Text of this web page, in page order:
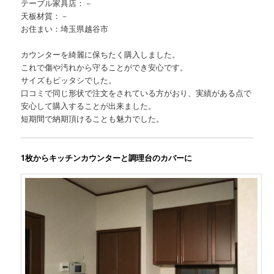
テーブル家具店：－
天板材質：－
お住まい：埼玉県越谷市
カウンターを綺麗に保ちたく購入しました。
これで傷や汚れから守ることができ安心です。
サイズもピッタシでした。
口コミで同じ形状で注文をされている方がおり、実績がある点で
安心して購入することが出来ました。
短期間で納期頂けることも魅力でした。
1枚からキッチンカウンターと調理台のカバーに